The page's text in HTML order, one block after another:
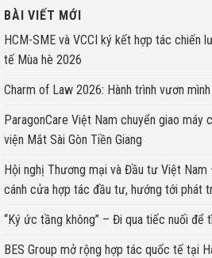
BÀI VIẾT MỚI
HCM-SME và VCCI ký kết hợp tác chiến
tế Mùa hè 2026
Charm of Law 2026: Hành trình vươn
ParagonCare Việt Nam chuyển giao máy
viện Mắt Sài Gòn Tiền Giang
Hội nghị Thương mại và Đầu tư Việt Nam
cánh cửa hợp tác đầu tư, hướng tới phát
“Ký ức tầng không” – Đi qua tiếc nuối để
BES Group mở rộng hợp tác quốc tế tại